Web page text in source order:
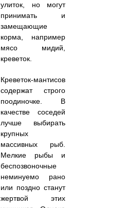
улиток, но могут
принимать и
замещающие
корма, например
мясо мидий,
креветок.
Креветок-мантисов
содержат строго
поодиночке. В
качестве соседей
лучше выбирать
крупных
массивных рыб.
Мелкие рыбы и
беспозвоночные
неминуемо рано
или поздно станут
жертвой этих